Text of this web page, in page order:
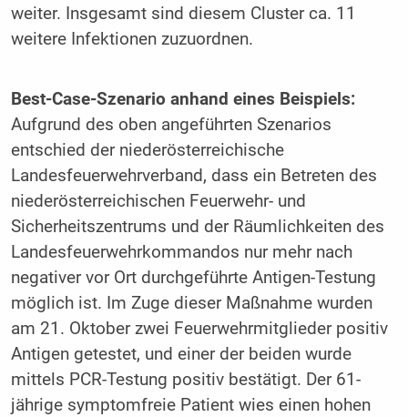
weiter. Insgesamt sind diesem Cluster ca. 11
weitere Infektionen zuzuordnen.
Best-Case-Szenario anhand eines Beispiels:
Aufgrund des oben angeführten Szenarios
entschied der niederösterreichische
Landesfeuerwehrverband, dass ein Betreten des
niederösterreichischen Feuerwehr- und
Sicherheitszentrums und der Räumlichkeiten des
Landesfeuerwehrkommandos nur mehr nach
negativer vor Ort durchgeführte Antigen-Testung
möglich ist. Im Zuge dieser Maßnahme wurden
am 21. Oktober zwei Feuerwehrmitglieder positiv
Antigen getestet, und einer der beiden wurde
mittels PCR-Testung positiv bestätigt. Der 61-
jährige symptomfreie Patient wies einen hohen